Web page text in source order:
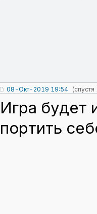
08-Окт-2019 19:54
Игра будет
портить